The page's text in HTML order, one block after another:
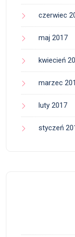
czerwiec
maj 2017
kwiecień
marzec
luty 2017
styczeń